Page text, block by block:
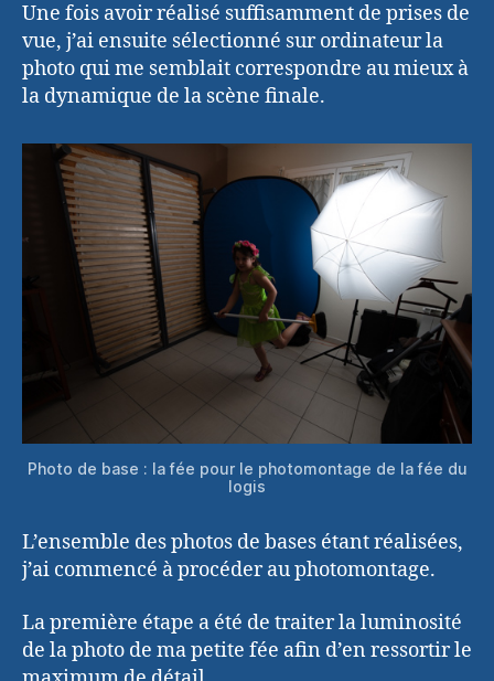
Une fois avoir réalisé suffisamment de prises de
vue, j’ai ensuite sélectionné sur ordinateur la
photo qui me semblait correspondre au mieux à
la dynamique de la scène finale.
Photo de base : la fée pour le photomontage de la fée du
logis
L’ensemble des photos de bases étant réalisées,
j’ai commencé à procéder au photomontage.
La première étape a été de traiter la luminosité
de la photo de ma petite fée afin d’en ressortir le